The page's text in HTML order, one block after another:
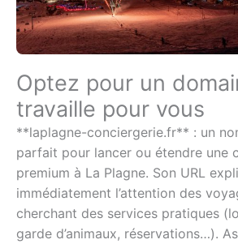
Optez pour un
travaille pour vous
**laplagne-conciergerie.fr** : un
parfait pour lancer ou étendre une
premium à La Plagne. Son URL
immédiatement l’attention des
cherchant des services pratiques
garde d’animaux, réservations…).